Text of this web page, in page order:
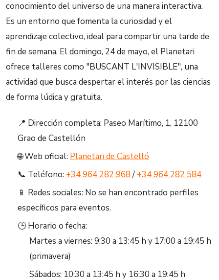
conocimiento del universo de una manera interactiva.
Es un entorno que fomenta la curiosidad y el
aprendizaje colectivo, ideal para compartir una tarde de
fin de semana. El domingo, 24 de mayo, el Planetari
ofrece talleres como "BUSCANT L'INVISIBLE", una
actividad que busca despertar el interés por las ciencias
de forma lúdica y gratuita.
📍 Dirección completa: Paseo Marítimo, 1, 12100
Grao de Castellón
🌐 Web oficial: Planetari de Castelló
📞 Teléfono: +34 964 282 968/ +34 964 282 584
📱 Redes sociales: No se han encontrado perfiles
específicos para eventos.
🕒 Horario o fecha:
Martes a viernes: 9:30 a 13:45 h y 17:00 a 19:45 h
(primavera)
Sábados: 10:30 a 13:45 h y 16:30 a 19:45 h